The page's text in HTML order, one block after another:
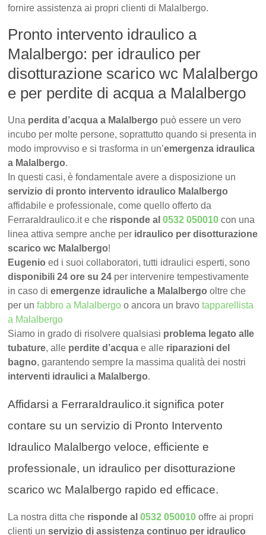
fornire assistenza ai propri clienti di Malalbergo.
Pronto intervento idraulico a
Malalbergo: per idraulico per
disotturazione scarico wc Malalbergo
e per perdite di acqua a Malalbergo
Una perdita d’acqua a Malalbergo può essere un vero
incubo per molte persone, soprattutto quando si presenta in
modo improvviso e si trasforma in un’emergenza idraulica
a Malalbergo.
In questi casi, è fondamentale avere a disposizione un
servizio di pronto intervento idraulico Malalbergo
affidabile e professionale, come quello offerto da
FerraraIdraulico.it e che risponde al0532 050010 con una
linea attiva sempre anche per idraulico per disotturazione
scarico wc Malalbergo!
Eugenio ed i suoi collaboratori, tutti idraulici esperti, sono
disponibili 24 ore su 24 per intervenire tempestivamente
in caso diemergenze idrauliche a Malalbergooltre che
per unfabbro a Malalbergo o ancora un bravotapparellista
a Malalbergo
Siamo in grado di risolvere qualsiasi problema legato alle
tubature, alle perdite d’acqua e alle riparazioni del
bagno, garantendo sempre la massima qualità dei nostri
interventi idraulici a Malalbergo.
Affidarsi a FerraraIdraulico.it significa poter
contare su un servizio di Pronto Intervento
Idraulico Malalbergo veloce, efficiente e
professionale, un idraulico per disotturazione
scarico wc Malalbergo rapido ed efficace.
La nostra ditta che risponde al0532 050010 offre ai propri
clienti unservizio di assistenza continuo per idraulico